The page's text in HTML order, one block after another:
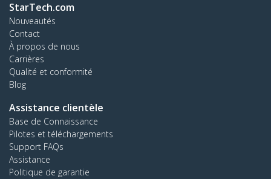
StarTech.com
Nouveautés
Contact
À propos de nous
Carrières
Qualité et conformité
Blog
Assistance clientèle
Base de Connaissance
Pilotes et téléchargements
Support FAQs
Assistance
Politique de garantie